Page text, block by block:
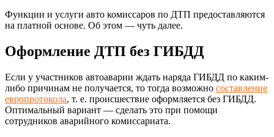
Функции и услуги авто комиссаров по ДТП предоставляются
на платной основе. Об этом — чуть далее.
Оформление ДТП без ГИБДД
Если у участников автоаварии ждать наряда ГИБДД по каким-
либо причинам не получается, то тогда возможно составление
европротокола, т. е. происшествие оформляется без ГИБДД.
Оптимальный вариант — сделать это при помощи
сотрудников аварийного комиссариата.